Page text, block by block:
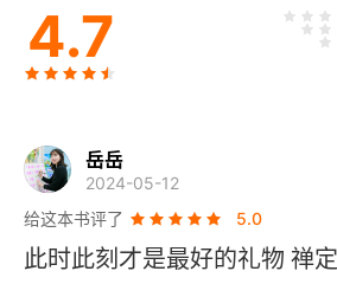
4.7
岳岳
2024-05-12
给这本书评了
5.0
此时此刻才是最好的礼物 禅